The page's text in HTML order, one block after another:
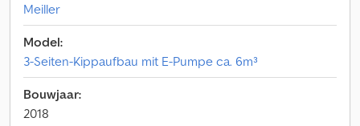
Meiller
Model:
3-Seiten-Kippaufbau mit E-Pumpe ca. 6m³
Bouwjaar:
2018